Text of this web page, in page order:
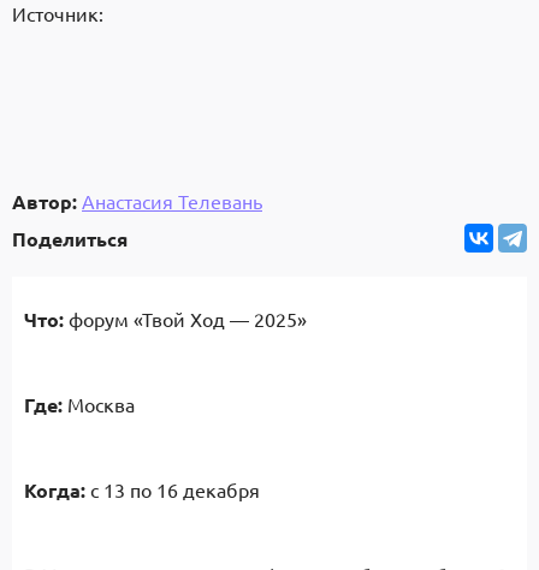
Источник:
Автор: Анастасия Телевань
Поделиться
Что: форум «Твой Ход — 2025»
Где: Москва
Когда: с 13 по 16 декабря